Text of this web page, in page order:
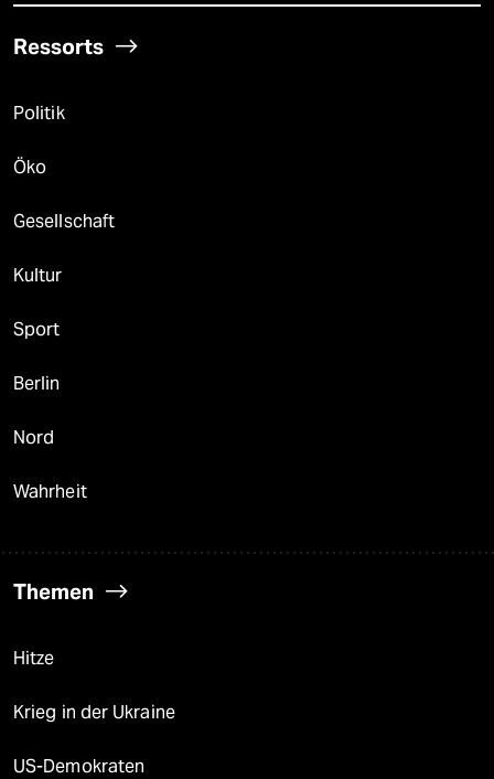
Ressorts
Politik
Öko
Gesellschaft
Kultur
Sport
Berlin
Nord
Wahrheit
Themen
Hitze
Krieg in der Ukraine
US-Demokraten